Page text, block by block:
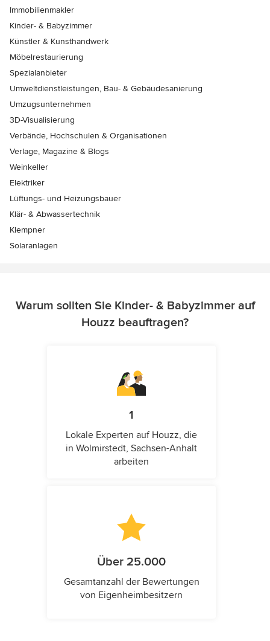
Immobilienmakler
Kinder- & Babyzimmer
Künstler & Kunsthandwerk
Möbelrestaurierung
Spezialanbieter
Umweltdienstleistungen, Bau- & Gebäudesanierung
Umzugsunternehmen
3D-Visualisierung
Verbände, Hochschulen & Organisationen
Verlage, Magazine & Blogs
Weinkeller
Elektriker
Lüftungs- und Heizungsbauer
Klär- & Abwassertechnik
Klempner
Solaranlagen
Warum sollten Sie Kinder- & Babyzimmer auf
Houzz beauftragen?
1
Lokale Experten auf Houzz, die
in Wolmirstedt, Sachsen-Anhalt
arbeiten
Über 25.000
Gesamtanzahl der Bewertungen
von Eigenheimbesitzern